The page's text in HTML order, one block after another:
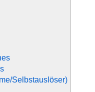
Selbstauslöser)